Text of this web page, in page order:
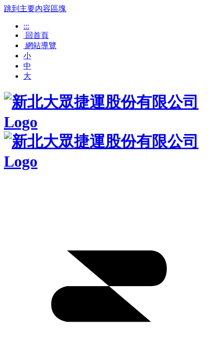
跳到主要內容區塊
:::
回首頁
網站導覽
小
中
大